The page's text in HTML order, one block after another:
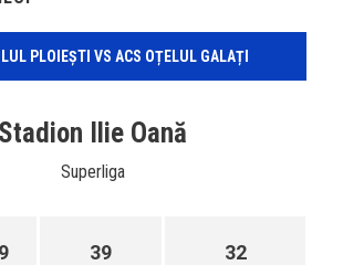
PLOIEȘTI VS ACS OȚELUL GALAȚI
Stadion Ilie Oană
Superliga
39 32